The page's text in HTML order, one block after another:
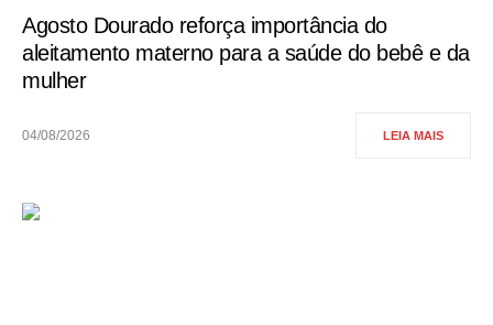
Agosto Dourado reforça importância do
aleitamento materno para a saúde do bebê e da
mulher
04/08/2026 LEIA MAIS